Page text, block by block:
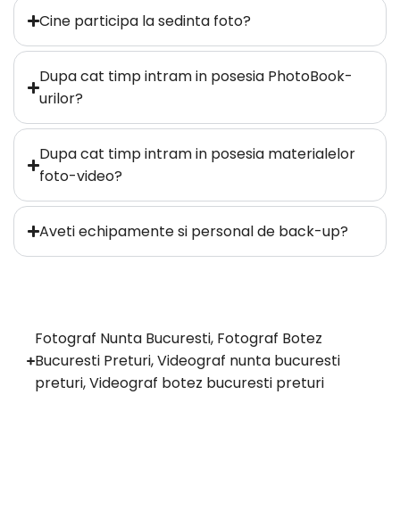
Cine participa la sedinta foto?
Dupa cat timp intram in posesia PhotoBook-
urilor?
Dupa cat timp intram in posesia materialelor
foto-video?
Aveti echipamente si personal de back-up?
Fotograf Nunta Bucuresti, Fotograf Botez
Bucuresti Preturi, Videograf nunta bucuresti
preturi, Videograf botez bucuresti preturi